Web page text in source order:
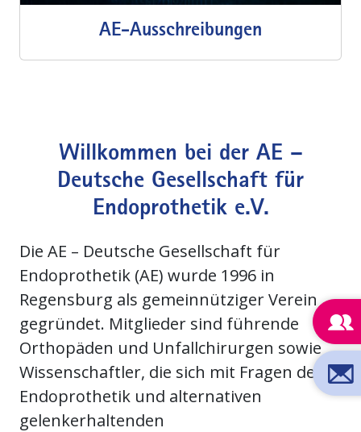
AE-Ausschreibungen
Willkommen bei der AE –
Deutsche Gesellschaft für
Endoprothetik e.V.
Die AE – Deutsche Gesellschaft für
Endoprothetik (AE) wurde 1996 in
Regensburg als gemeinnütziger Verein
gegründet. Mitglieder sind führende
Orthopäden und Unfallchirurgen sowie
Wissenschaftler, die sich mit Fragen der
Endoprothetik und alternativen
gelenkerhaltenden